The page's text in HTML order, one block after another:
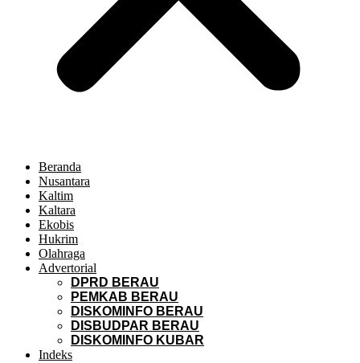
Beranda
Nusantara
Kaltim
Kaltara
Ekobis
Hukrim
Olahraga
Advertorial
DPRD BERAU
PEMKAB BERAU
DISKOMINFO BERAU
DISBUDPAR BERAU
DISKOMINFO KUBAR
Indeks